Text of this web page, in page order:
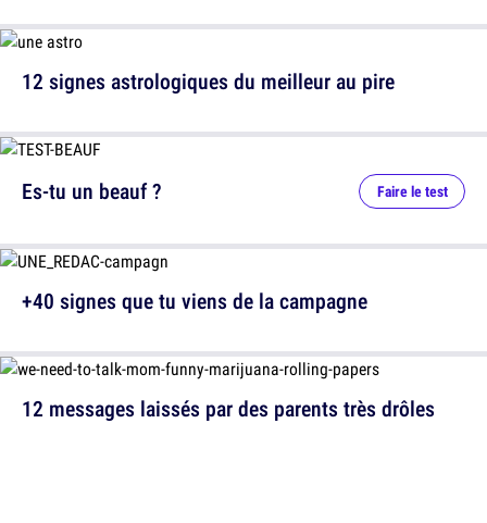
12 signes astrologiques du meilleur au pire
12 messages laissés par des parents très drôles
Es-tu un beauf ? Faire le test
+40 signes que tu viens de la campagne